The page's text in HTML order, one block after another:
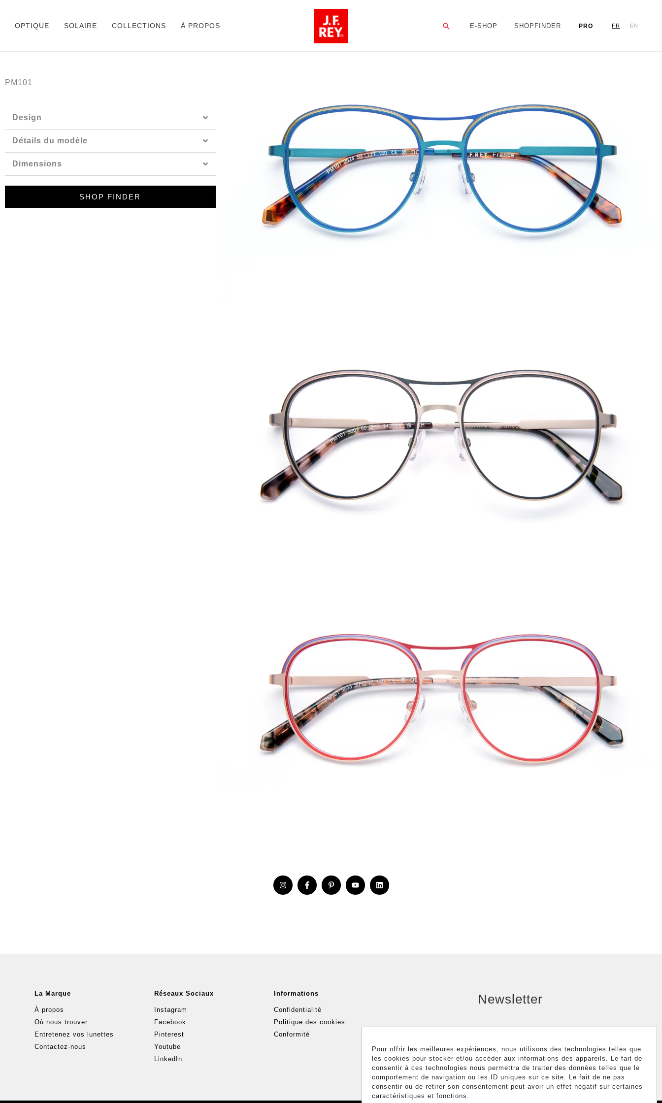
Pour offrir les meilleures expériences, nous utilisons des technologies telles que
les cookies pour stocker et/ou accéder aux informations des appareils. Le fait de
consentir à ces technologies nous permettra de traiter des données telles que le
comportement de navigation ou les ID uniques sur ce site. Le fait de ne pas
consentir ou de retirer son consentement peut avoir un effet négatif sur certaines
caractéristiques et fonctions.
au
OPTIQUE SOLAIRE COLLECTIONS À PROPOS Rechercher
E-SHOP SHOPFINDER PRO FR EN
PM101
Design
Détails du modèle
Dimensions
SHOP FINDER
La Marque
À propos
Où nous trouver
Entretenez vos lunettes
Contactez-nous
Réseaux Sociaux
Instagram
Facebook
Pinterest
Youtube
LinkedIn
Informations
Confidentialité
Politique des cookies
Conformité
Newsletter